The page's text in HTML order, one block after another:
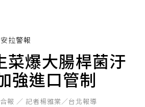
拉警報
菜爆大腸桿菌汙
強進口管制
報 ／ 記者楊雅棠／台北報導